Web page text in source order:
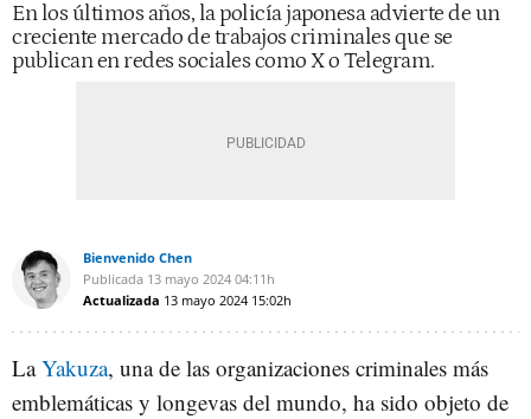
En los últimos años, la policía japonesa advierte de un
creciente mercado de trabajos criminales que se
publican en redes sociales como X o Telegram.
Bienvenido Chen
Publicada 13 mayo 2024 04:11h
Actualizada 13 mayo 2024 15:02h
LaYakuza, una de las organizaciones criminales más
emblemáticas y longevas del mundo, ha sido objeto de